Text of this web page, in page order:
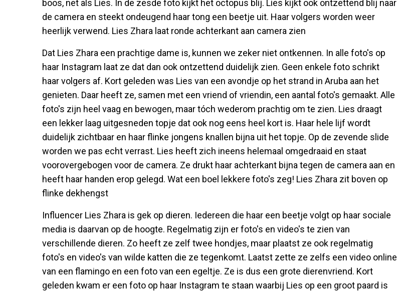
boos, net als Lies. In de zesde foto kijkt het octopus blij. Lies kijkt ook ontzettend blij naar
de camera en steekt ondeugend haar tong een beetje uit. Haar volgers worden weer
heerlijk verwend. Lies Zhara laat ronde achterkant aan camera zien
Dat Lies Zhara een prachtige dame is, kunnen we zeker niet ontkennen. In alle foto's op
haar Instagram laat ze dat dan ook ontzettend duidelijk zien. Geen enkele foto schrikt
haar volgers af. Kort geleden was Lies van een avondje op het strand in Aruba aan het
genieten. Daar heeft ze, samen met een vriend of vriendin, een aantal foto's gemaakt. Alle
foto's zijn heel vaag en bewogen, maar tóch wederom prachtig om te zien. Lies draagt
een lekker laag uitgesneden topje dat ook nog eens heel kort is. Haar hele lijf wordt
duidelijk zichtbaar en haar flinke jongens knallen bijna uit het topje. Op de zevende slide
worden we pas echt verrast. Lies heeft zich ineens helemaal omgedraaid en staat
voorovergebogen voor de camera. Ze drukt haar achterkant bijna tegen de camera aan en
heeft haar handen erop gelegd. Wat een boel lekkere foto's zeg! Lies Zhara zit boven op
flinke dekhengst
Influencer Lies Zhara is gek op dieren. Iedereen die haar een beetje volgt op haar sociale
media is daarvan op de hoogte. Regelmatig zijn er foto's en video's te zien van
verschillende dieren. Zo heeft ze zelf twee hondjes, maar plaatst ze ook regelmatig
foto's en video's van wilde katten die ze tegenkomt. Laatst zette ze zelfs een video online
van een flamingo en een foto van een egeltje. Ze is dus een grote dierenvriend. Kort
geleden kwam er een foto op haar Instagram te staan waarbij Lies op een groot paard is